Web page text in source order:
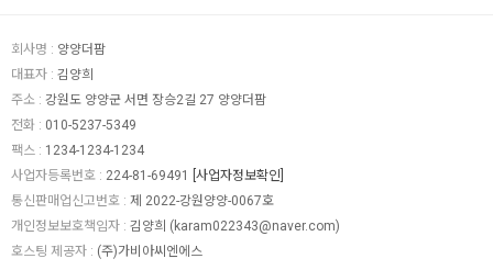
회사명 : 양양더팜
대표자 : 김양희
주소 : 강원도 양양군 서면 장승2길 27 양양더팜
전화 : 010-5237-5349
팩스 : 1234-1234-1234
사업자등록번호 : 224-81-69491
[사업자정보확인]
통신판매업신고번호 : 제 2022-강원양양-0067호
개인정보보호책임자 : 김양희 ( karam022343@naver.com)
호스팅 제공자 : (주)가비아씨엔에스